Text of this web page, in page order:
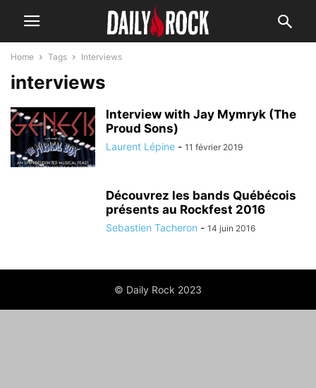
Home Tags Interviews
interviews
Interview with Jay Mymryk (The
Proud Sons)
Laurent Lépine - 11 février 2019
Découvrez les bands Québécois
présents au Rockfest 2016
Sebastien Tacheron - 14 juin 2016
© Daily Rock 2023